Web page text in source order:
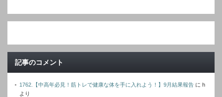
ド
記事のコメント
1762.【中高年必見！筋トレで健康な体を手に入れよう！】9月結果報告 に h
より